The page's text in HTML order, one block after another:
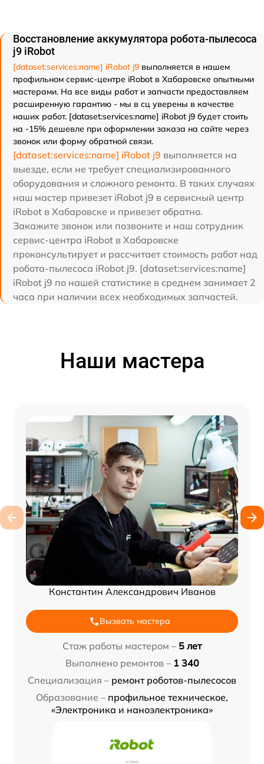
Восстановление аккумулятора робота-пылесоса
j9 iRobot
[dataset:services:name] iRobot j9 выполняется в нашем
профильном сервис-центре iRobot в Хабаровске опытными
мастерами. На все виды работ и запчасти предоставляем
расширенную гарантию - мы в сц уверены в качестве
наших работ. [dataset:services:name] iRobot j9 будет стоить
на -15% дешевле при оформлении заказа на сайте через
звонок или форму обратной связи.
[dataset:services:name] iRobot j9 выполняется на
выезде, если не требует специализированного
оборудования и сложного ремонта. В таких случаях
наш мастер привезет iRobot j9 в сервисный центр
iRobot в Хабаровске и привезет обратно.
Закажите звонок или позвоните и наш сотрудник
сервис-центра iRobot в Хабаровске
проконсультирует и рассчитает стоимость работ над
робота-пылесоса iRobot j9. [dataset:services:name]
iRobot j9 по нашей статистике в среднем занимает 2
часа при наличии всех необходимых запчастей.
Наши мастера
Константин Александрович Иванов
Вызвать мастера
Стаж работы мастером – 5 лет
Выполнено ремонтов – 1 340
Специализация – ремонт роботов-пылесосов
Образование – профильное техническое,
«Электроника и наноэлектроника»